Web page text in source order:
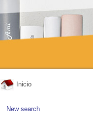
Inicio
New search